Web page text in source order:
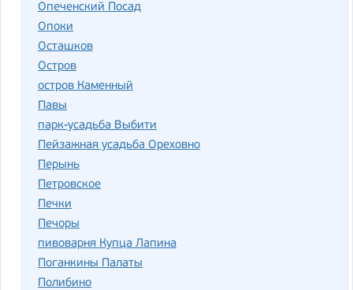
Опеченский Посад
Опоки
Осташков
Остров
остров Каменный
Павы
парк-усадьба Выбити
Пейзажная усадьба Ореховно
Перынь
Петровское
Печки
Печоры
пивоварня Купца Лапина
Поганкины Палаты
Полибино